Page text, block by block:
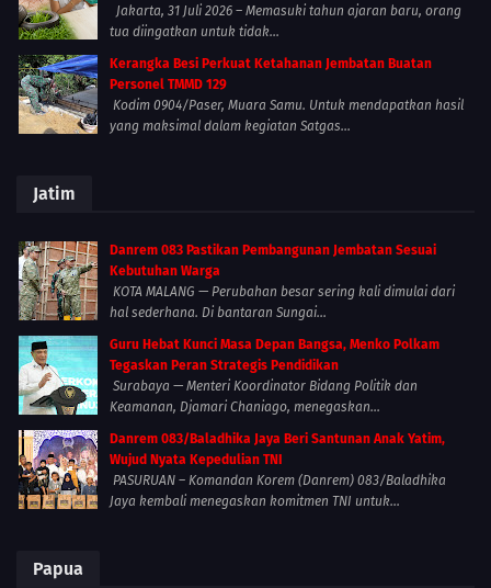
Jakarta, 31 Juli 2026 – Memasuki tahun ajaran baru, orang
tua diingatkan untuk tidak...
Kerangka Besi Perkuat Ketahanan Jembatan Buatan
Personel TMMD 129
Kodim 0904/Paser, Muara Samu. Untuk mendapatkan hasil
yang maksimal dalam kegiatan Satgas...
Jatim
Danrem 083 Pastikan Pembangunan Jembatan Sesuai
Kebutuhan Warga
KOTA MALANG — Perubahan besar sering kali dimulai dari
hal sederhana. Di bantaran Sungai...
Guru Hebat Kunci Masa Depan Bangsa, Menko Polkam
Tegaskan Peran Strategis Pendidikan
Surabaya — Menteri Koordinator Bidang Politik dan
Keamanan, Djamari Chaniago, menegaskan...
Danrem 083/Baladhika Jaya Beri Santunan Anak Yatim,
Wujud Nyata Kepedulian TNI
PASURUAN – Komandan Korem (Danrem) 083/Baladhika
Jaya kembali menegaskan komitmen TNI untuk...
Papua